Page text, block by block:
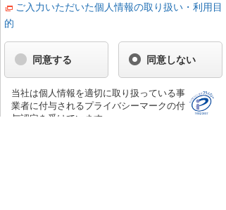
ご入力いただいた個人情報の取り扱い・利用目
的
同意する 同意しない
当社は個人情報を適切に取り扱っている事
業者に付与されるプライバシーマークの付
与認定を受けています。